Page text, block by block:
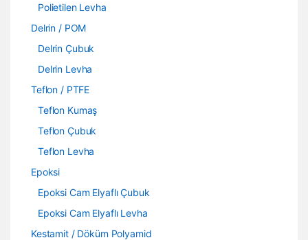
Polietilen Levha
Delrin / POM
Delrin Çubuk
Delrin Levha
Teflon / PTFE
Teflon Kumaş
Teflon Çubuk
Teflon Levha
Epoksi
Epoksi Cam Elyaflı Çubuk
Epoksi Cam Elyaflı Levha
Kestamit / Döküm Polyamid